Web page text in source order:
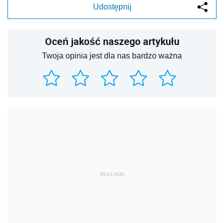
Udostępnij
Oceń jakość naszego artykułu
Twoja opinia jest dla nas bardzo ważna
REKLAMA